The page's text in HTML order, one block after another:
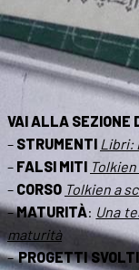
VAI ALLA SEZIONE
– STRUMENTI Libri:
– FALSI MITI
– CORSO Tolkien a
–MATURITÀ: Una
maturità
–PROGETTI SVOLTI